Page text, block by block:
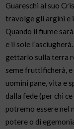
Guareschi al suo
travolge gli argini e
Quando il fiume
e il sole
gettarlo sulla terra
seme fruttificherà,
uomini pane, vita e
dalla fede (per chi ce
potremo essere nel
potere o di